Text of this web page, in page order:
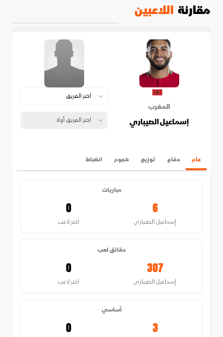
مقارنة اللاعبين
المغرب
إسماعيل الصيباري
عام دفاع توزيع هجوم انضباط
مباريات
0
اختر لاعب
6
إسماعيل الصيباري
دقائق لعب
0
اختر لاعب
307
إسماعيل الصيباري
أساسي
0 3